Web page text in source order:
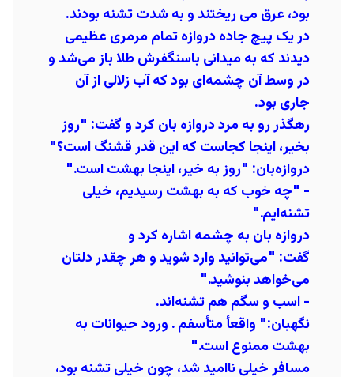
بود، عرق می‌ ریختند و به شدت تشنه بودند.
در یک پیچ جاده دروازه تمام مرمری عظیمی
دیدند که به میدانی باسنگفرش طلا باز می‌شد و
در وسط آن چشمه‌ای بود که آب زلالی از آن
جاری بود.
رهگذر رو به مرد دروازه ‌بان کرد و گفت: "روز
بخیر، اینجا کجاست که این قدر قشنگ است؟"
دروازه‌بان: "روز به خیر، اینجا بهشت است."
- "چه خوب که به بهشت رسیدیم، خیلی
تشنه‌ایم."
دروازه ‌بان به چشمه اشاره کرد و
گفت: "می‌توانید وارد شوید و هر چقدر دلتان
می‌خواهد بنوشید."
- اسب و سگم هم تشنه‌اند.
نگهبان:" واقعأ متأسفم . ورود حیوانات به
بهشت ممنوع است."
مسافر خیلی ناامید شد، چون خیلی تشنه بود،